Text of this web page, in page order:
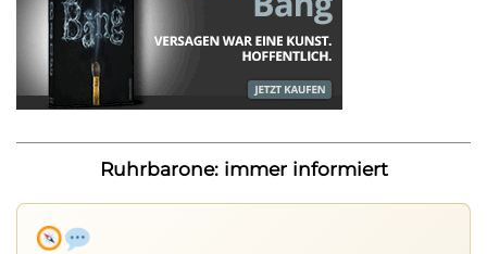
Ruhrbarone: immer informiert